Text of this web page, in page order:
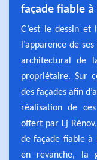
façade fiable à
C’est le dessin et
l’apparence de
architectural de
propriétaire. Sur
des façades afin
réalisation de
offert par Lj
de façade fiable à
en revanche, la